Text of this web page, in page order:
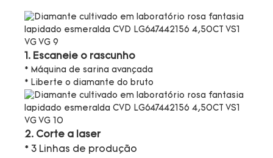
1. Escaneie o rascunho
* Máquina de sarina avançada
* Liberte o diamante do bruto
2. Corte a laser
* 3 Linhas de produção